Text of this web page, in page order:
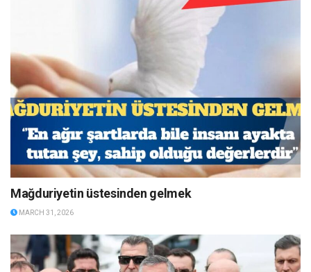
Mağduriyetin üstesinden gelmek
MARCH 31, 2026